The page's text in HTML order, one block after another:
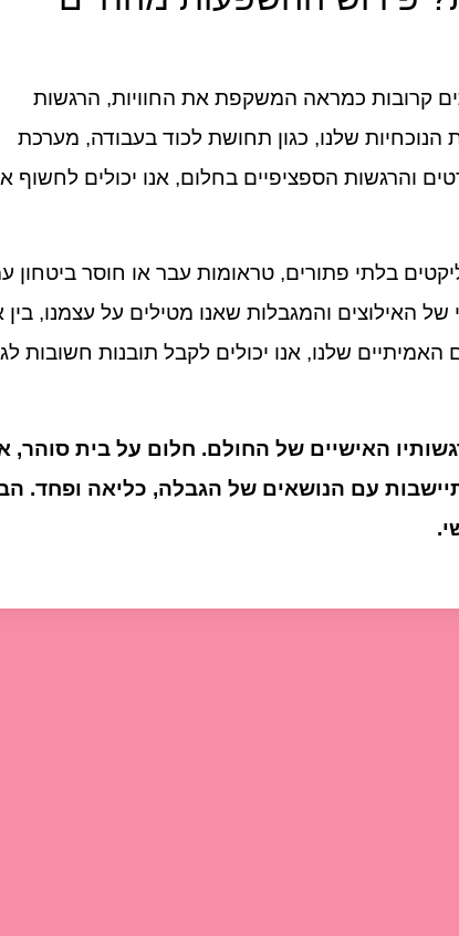
קרובות כמראה המשקפת את החוויות, הרגשות
הנוכחיות שלנו, כגון תחושת לכוד בעבודה, מערכת
והרגשות הספציפיים בחלום, אנו יכולים לחשוף
בלתי פתורים, טראומות עבר או חוסר ביטחון
האילוצים והמגבלות שאנו מטילים על עצמנו, בין
שלנו, אנו יכולים לקבל תובנות חשובות
האישיים של החולם. חלום על בית סוהר,
עם הנושאים של הגבלה, כליאה ופחד.